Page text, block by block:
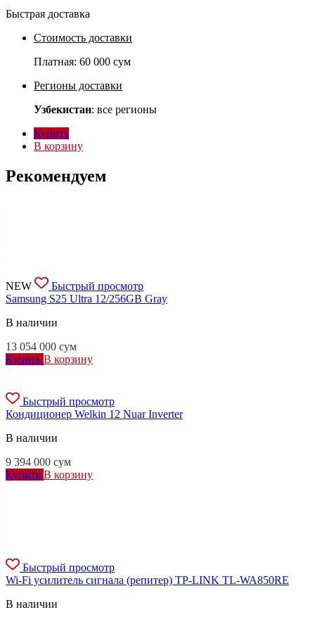
Быстрая доставка
Стоимость доставки
Платная: 60 000 сум
Регионы доставки
Узбекистан: все регионы
Купить
В корзину
Рекомендуем
NEW
Быстрый просмотр
Samsung S25 Ultra 12/256GB Gray
В наличии
13 054 000 сум
Купить В корзину
Быстрый просмотр
Кондиционер Welkin 12 Nuar Inverter
В наличии
9 394 000 сум
Купить В корзину
Быстрый просмотр
Wi-Fi усилитель сигнала (репитер) TP-LINK TL-WA850RE
В наличии